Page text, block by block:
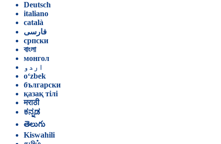
Deutsch
italiano
català
فارسی
српски
বাংলা
монгол
اردو
o‘zbek
български
қазақ тілі
मराठी
ಕನ್ನಡ
తెలుగు
Kiswahili